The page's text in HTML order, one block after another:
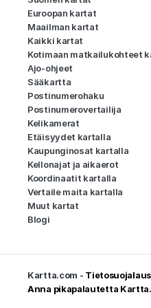
Euroopan kartat
Maailman kartat
Kaikki kartat
Kotimaan matkailukohteet
Ajo-ohjeet
Sääkartta
Postinumerohaku
Postinumerovertailija
Kelikamerat
Etäisyydet kartalla
Kaupunginosat kartalla
Kellonajat ja aikaerot
Koordinaatit kartalla
Vertaile maita kartalla
Muut kartat
Blogi
Kartta.com -
Anna pikapalautetta